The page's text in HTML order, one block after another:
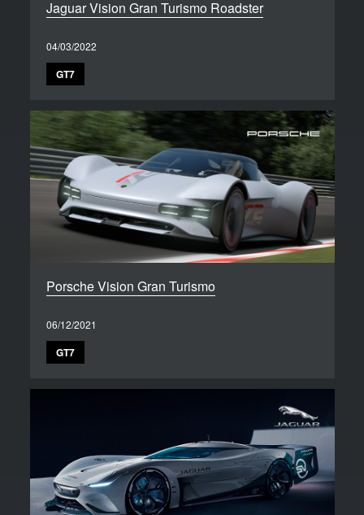
Jaguar Vision Gran Turismo Roadster
04/03/2022
GT7
Porsche Vision Gran Turismo
06/12/2021
GT7